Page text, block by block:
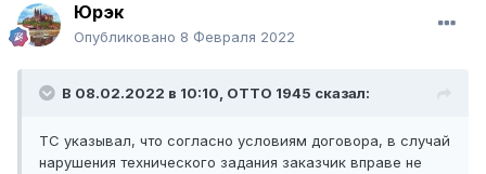
Юрэк
Опубликовано 8 Февраля 2022
В 08.02.2022 в 10:10, ОТТО 1945 сказал:
ТС указывал, что согласно условиям договора, в случай
нарушения технического задания заказчик вправе не